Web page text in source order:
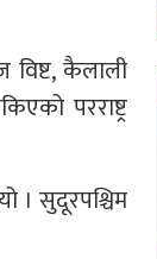
विष्ट, कैलाली
परराष्ट्र
। सुदूरपश्चिम